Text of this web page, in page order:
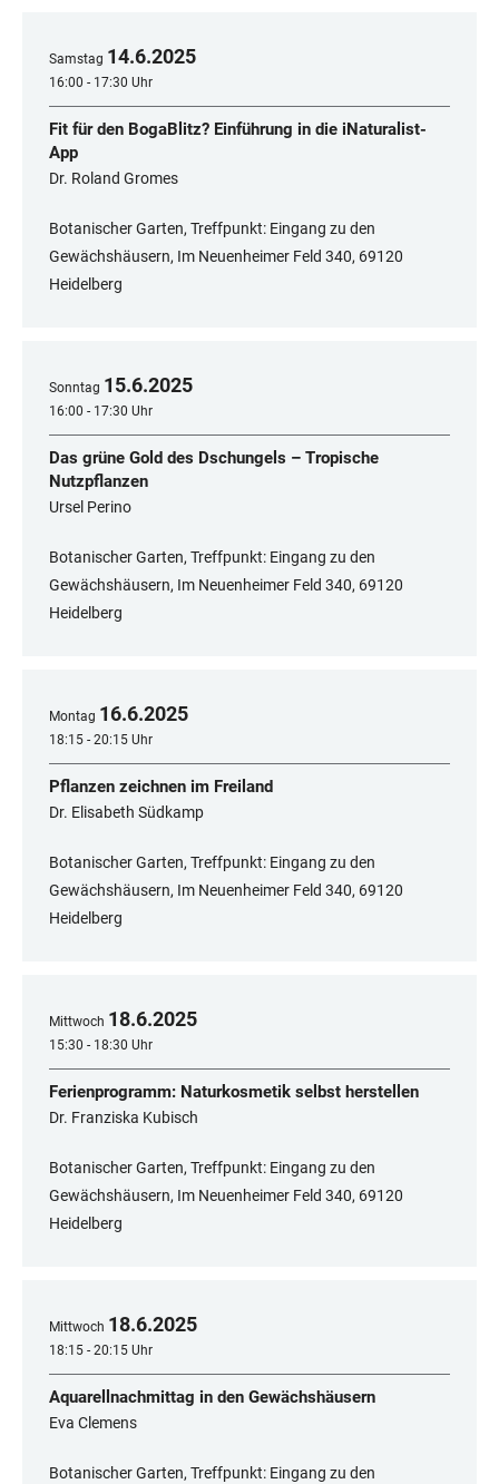
Samstag 14.6.2025
16:00 - 17:30 Uhr
Fit für den BogaBlitz? Einführung in die iNaturalist-
App
Dr. Roland Gromes
Botanischer Garten, Treffpunkt: Eingang zu den
Gewächshäusern, Im Neuenheimer Feld 340, 69120
Heidelberg
Sonntag 15.6.2025
16:00 - 17:30 Uhr
Das grüne Gold des Dschungels – Tropische
Nutzpflanzen
Ursel Perino
Botanischer Garten, Treffpunkt: Eingang zu den
Gewächshäusern, Im Neuenheimer Feld 340, 69120
Heidelberg
Montag 16.6.2025
18:15 - 20:15 Uhr
Pflanzen zeichnen im Freiland
Dr. Elisabeth Südkamp
Botanischer Garten, Treffpunkt: Eingang zu den
Gewächshäusern, Im Neuenheimer Feld 340, 69120
Heidelberg
Mittwoch 18.6.2025
15:30 - 18:30 Uhr
Ferienprogramm: Naturkosmetik selbst herstellen
Dr. Franziska Kubisch
Botanischer Garten, Treffpunkt: Eingang zu den
Gewächshäusern, Im Neuenheimer Feld 340, 69120
Heidelberg
Mittwoch 18.6.2025
18:15 - 20:15 Uhr
Aquarellnachmittag in den Gewächshäusern
Eva Clemens
Botanischer Garten, Treffpunkt: Eingang zu den